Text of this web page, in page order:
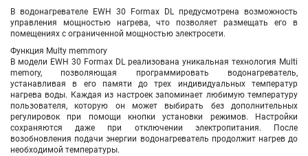
В водонагревателе EWH 30 Formax DL предусмотрена возможность
управления мощностью нагрева, что позволяет размещать его в
помещениях с ограниченной мощностью электросети.
Функция Multy memmory
В модели EWH 30 Formax DL реализована уникальная технология Multi
memory, позволяющая программировать водонагреватель,
устанавливая в его памяти до трех индивидуальных температур
нагрева воды. Каждая из настроек запоминает любимую температуру
пользователя, которую он может выбирать без дополнительных
регулировок при помощи кнопки установки режимов. Настройки
сохраняются даже при отключении электропитания. После
возобновления подачи энергии водонагреватель продолжит нагрев до
необходимой температуры.